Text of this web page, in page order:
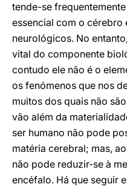
tende-se
essencial com o cérebro
neurológicos. No
vital do componente
contudo ele não é o
os fenómenos que nos
muitos dos quais não
vão além da
ser humano não pode
matéria cerebral; mas,
não pode reduzir-se à
encéfalo. Há que seguir